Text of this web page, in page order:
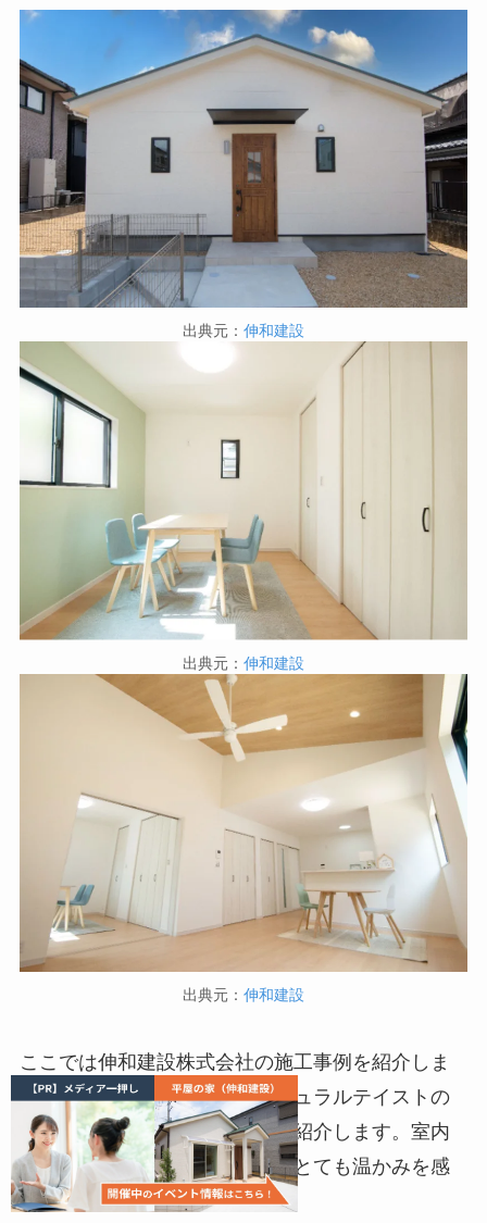
出典元： 伸和建設
出典元： 伸和建設
出典元： 伸和建設
ここでは伸和建設株式会社の施工事例を紹介しま
す。外観はシンプルながらナチュラルテイストの
玄関扉が印象的なこちらの家を紹介します。室内
も全体的に落ち着いた印象で、とても温かみを感
じます。